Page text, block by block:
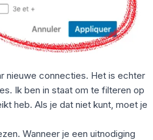
nieuwe connecties. Het is echter
Ik ben in staat om te filteren op
heb. Als je dat niet kunt, moet je
Wanneer je een uitnodiging